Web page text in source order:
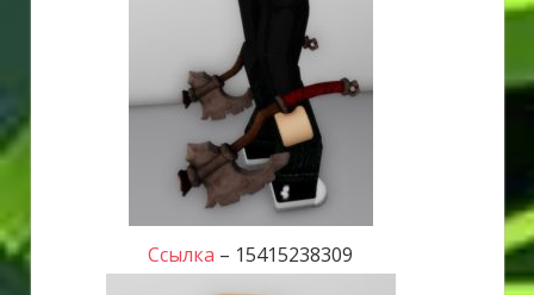
Ссылка – 15415238309